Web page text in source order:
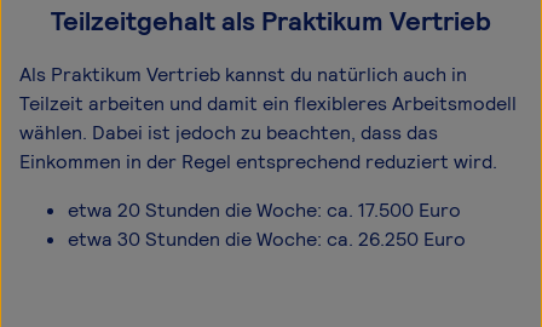
Teilzeitgehalt als Praktikum Vertrieb
Als Praktikum Vertrieb kannst du natürlich auch in
Teilzeit arbeiten und damit ein flexibleres Arbeitsmodell
wählen. Dabei ist jedoch zu beachten, dass das
Einkommen in der Regel entsprechend reduziert wird.
etwa 20 Stunden die Woche: ca. 17.500 Euro
etwa 30 Stunden die Woche: ca. 26.250 Euro